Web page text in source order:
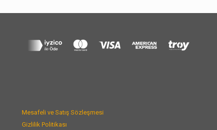
Mesafeli ve Satış Sözleşmesi
Gizlilik Politikası